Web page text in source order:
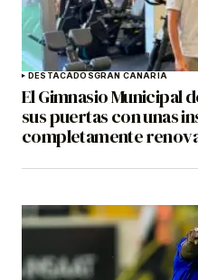
DESTACADOSGRAN CANARIA
El Gimnasio Municipal
sus puertas con unas
completamente